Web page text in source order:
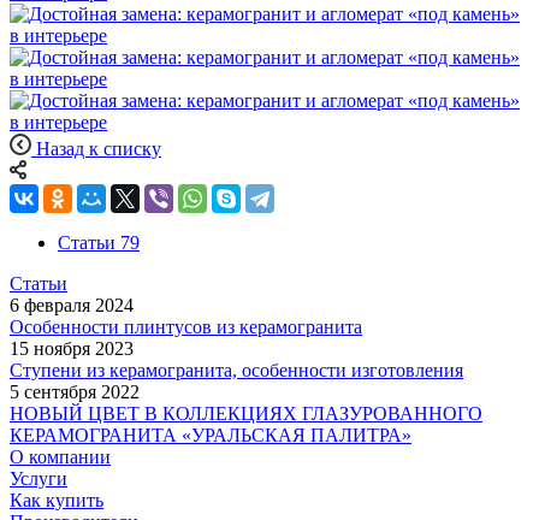
Назад к списку
Статьи 79
Статьи
6 февраля 2024
Особенности плинтусов из керамогранита
15 ноября 2023
Ступени из керамогранита, особенности изготовления
5 сентября 2022
НОВЫЙ ЦВЕТ В КОЛЛЕКЦИЯХ ГЛАЗУРОВАННОГО
КЕРАМОГРАНИТА «УРАЛЬСКАЯ ПАЛИТРА»
О компании
Услуги
Как купить